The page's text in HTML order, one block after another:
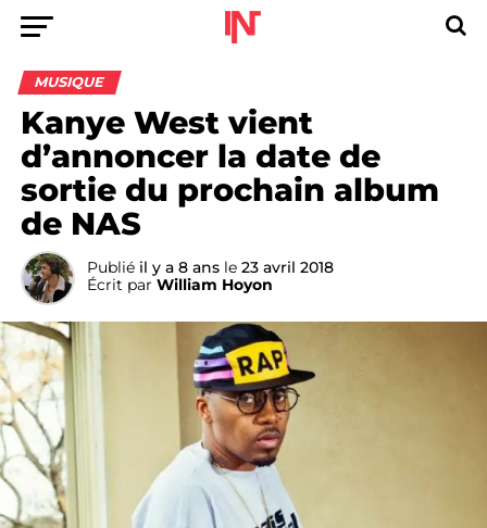
MUSIQUE
Kanye West vient
d’annoncer la date de
sortie du prochain album
de NAS
Publié il y a 8 ans le 23 avril 2018
Écrit par William Hoyon